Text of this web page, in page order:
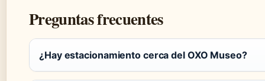
Preguntas frecuentes
¿Hay estacionamiento cerca del OXO Museo?